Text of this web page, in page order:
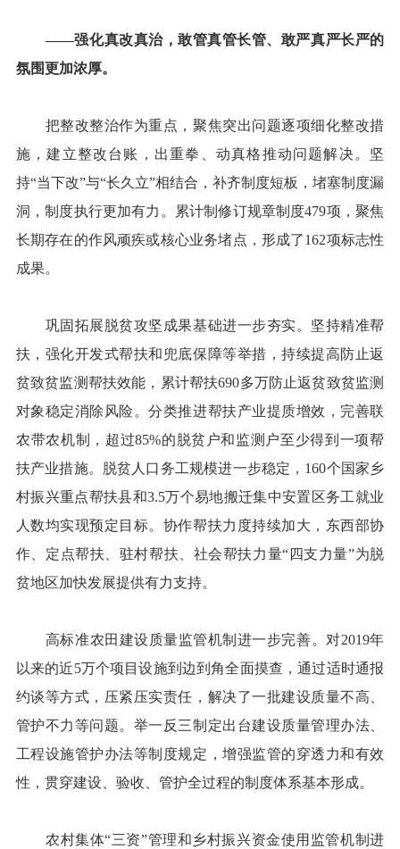
——强化真改真治，敢管真管长管、敢严真严长严的
氛围更加浓厚。
把整改整治作为重点，聚焦突出问题逐项细化整改措
施，建立整改台账，出重拳、动真格推动问题解决。坚
持“当下改”与“长久立”相结合，补齐制度短板，堵塞制度漏
洞，制度执行更加有力。累计制修订规章制度479项，聚焦
长期存在的作风顽疾或核心业务堵点，形成了162项标志性
成果。
巩固拓展脱贫攻坚成果基础进一步夯实。坚持精准帮
扶，强化开发式帮扶和兜底保障等举措，持续提高防止返
贫致贫监测帮扶效能，累计帮扶690多万防止返贫致贫监测
对象稳定消除风险。分类推进帮扶产业提质增效，完善联
农带农机制，超过85%的脱贫户和监测户至少得到一项帮
扶产业措施。脱贫人口务工规模进一步稳定，160个国家乡
村振兴重点帮扶县和3.5万个易地搬迁集中安置区务工就业
人数均实现预定目标。协作帮扶力度持续加大，东西部协
作、定点帮扶、驻村帮扶、社会帮扶力量“四支力量”为脱
贫地区加快发展提供有力支持。
高标准农田建设质量监管机制进一步完善。对2019年
以来的近5万个项目设施到边到角全面摸查，通过适时通报
约谈等方式，压紧压实责任，解决了一批建设质量不高、
管护不力等问题。举一反三制定出台建设质量管理办法、
工程设施管护办法等制度规定，增强监管的穿透力和有效
性，贯穿建设、验收、管护全过程的制度体系基本形成。
农村集体“三资”管理和乡村振兴资金使用监管机制进